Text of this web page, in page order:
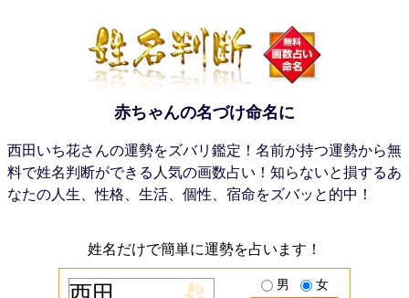
赤ちゃんの名づけ命名に
西田いち花さんの運勢をズバリ鑑定！名前が持つ運勢から無
料で姓名判断ができる人気の画数占い！知らないと損するあ
なたの人生、性格、生活、個性、宿命をズバッと的中！
姓名だけで簡単に運勢を占います！
男 女